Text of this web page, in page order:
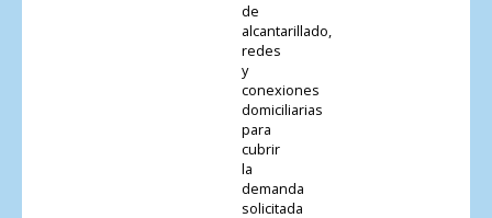
de
alcantarillado,
redes
y
conexiones
domiciliarias
para
cubrir
la
demanda
solicitada